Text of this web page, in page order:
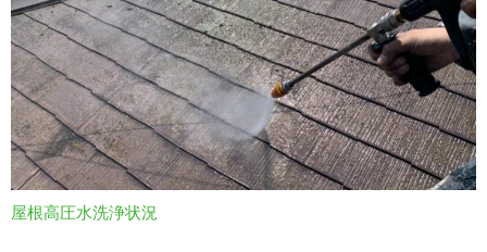
屋根高圧水洗浄状況